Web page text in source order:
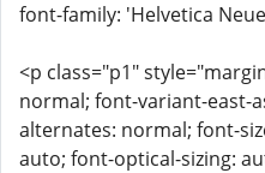
font-family: 'Helvetica
<p class="p1"
normal; font-variant-east-
alternates: normal; font-
auto; font-optical-sizing: